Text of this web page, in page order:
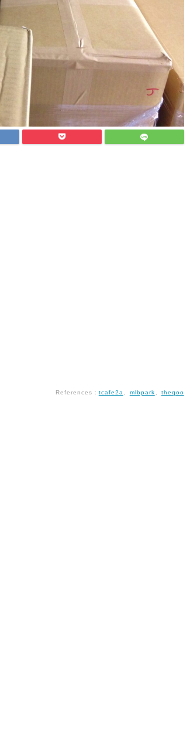
References： tcafe2a mlbpark theqoo